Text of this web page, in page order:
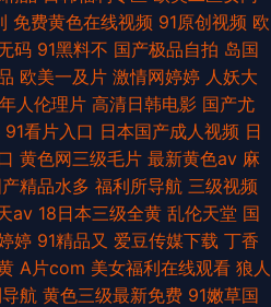
免费黄色在线视频 91原创视频 欧
码 91黑料不 国产极品自拍 岛国
欧美一及片 激情网婷婷 人妖大
人伦理片 高清日韩电影 国产尤
91看片入口 日本国产成人视频 日
黄色网三级毛片 最新黄色av 麻
精品水多 福利所导航 三级视频
av 18日本三级全黄 乱伦天堂 国
婷 91精品又 爱豆传媒下载 丁香
A片com 美女福利在线观看 狼人
航 黄色三级最新免费 91嫩草国